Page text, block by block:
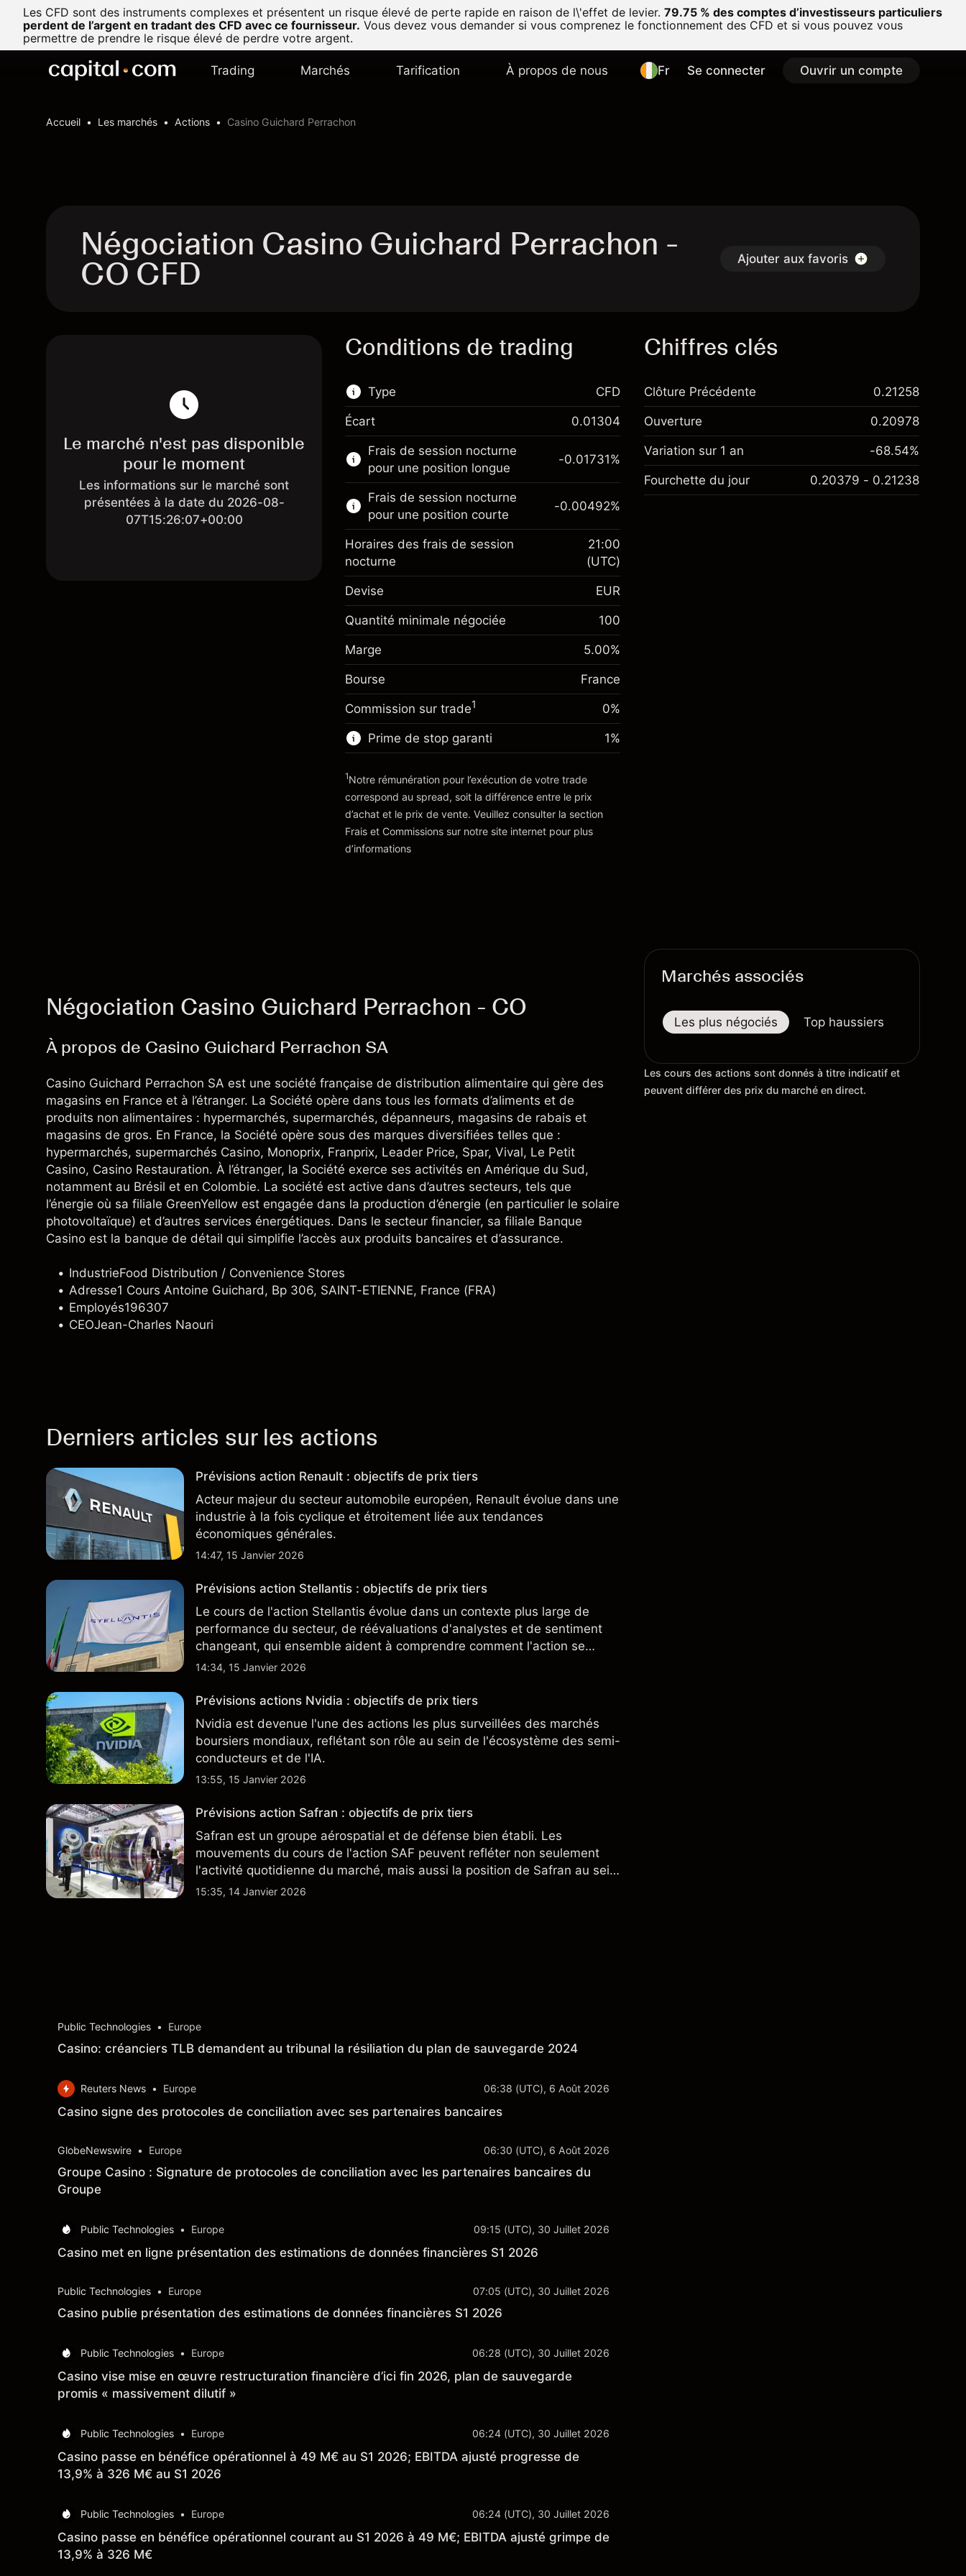
Les CFD sont des instruments complexes et présentent un risque élevé de perte rapide en raison de l\'effet de levier. 79.75 % des comptes d’investisseurs particuliers
perdent de l’argent en tradant des CFD avec ce fournisseur. Vous devez vous demander si vous comprenez le fonctionnement des CFD et si vous pouvez vous
permettre de prendre le risque élevé de perdre votre argent.
Trading Marchés Tarification À propos de nous Fr Se connecter Ouvrir un compte
Accueil Les marchés Actions Casino Guichard Perrachon
Négociation Casino Guichard Perrachon -
CO CFD Ajouter aux favoris
Le marché n'est pas disponible
pour le moment
Les informations sur le marché sont
présentées à la date du 2026-08-
07T15:26:07+00:00
Conditions de trading
Type
Ce marché financier est disponible pour le
trading de CFD.
En savoir plus sur :
CFD
CFD
Écart 0.01304
Frais de session nocturne
pour une position longue
Marge. Votre
investissement
€1,000.00
Ajustement des fonds de
Frais sur la valeur totale de la
position
-0.017307
(-€3.46)
Taille de la position avec effet de levier
~€20,000.00
Valeur nominale avec effet de levier
~€19,000.00
Vers la plateforme
-0.01731%
Frais de session nocturne
pour une position courte
€1,000.00
Ajustement des fonds de
Frais sur la valeur totale de la
(-€0.98)
Taille de la position avec effet de levier
Valeur nominale avec effet de levier
~€19,000.00
Vers la plateforme
-0.00492%
Horaires des frais de session
nocturne
21:00
(UTC)
Devise EUR
Quantité minimale négociée 100
Marge 5.00%
Bourse France
Commission sur trade1 0%
Prime de stop garanti
'Tarifs et Frais
1%
1Notre rémunération pour l’exécution de votre trade
correspond au spread, soit la différence entre le prix
d’achat et le prix de vente. Veuillez consulter la section
Frais et Commissions sur notre site internet pour plus
d’informations
Chiffres clés
Clôture Précédente 0.21258
Ouverture 0.20978
Variation sur 1 an -68.54%
Fourchette du jour 0.20379 - 0.21238
Négociation Casino Guichard Perrachon - CO
À propos de Casino Guichard Perrachon SA
Casino Guichard Perrachon SA est une société française de distribution alimentaire qui gère des
magasins en France et à l’étranger. La Société opère dans tous les formats d’aliments et de
produits non alimentaires : hypermarchés, supermarchés, dépanneurs, magasins de rabais et
magasins de gros. En France, la Société opère sous des marques diversifiées telles que :
hypermarchés, supermarchés Casino, Monoprix, Franprix, Leader Price, Spar, Vival, Le Petit
Casino, Casino Restauration. À l’étranger, la Société exerce ses activités en Amérique du Sud,
notamment au Brésil et en Colombie. La société est active dans d’autres secteurs, tels que
l’énergie où sa filiale GreenYellow est engagée dans la production d’énergie (en particulier le solaire
photovoltaïque) et d’autres services énergétiques. Dans le secteur financier, sa filiale Banque
Casino est la banque de détail qui simplifie l’accès aux produits bancaires et d’assurance.
IndustrieFood Distribution / Convenience Stores
Adresse1 Cours Antoine Guichard, Bp 306, SAINT-ETIENNE, France (FRA)
Employés196307
CEOJean-Charles Naouri
Derniers articles sur les actions
Prévisions action Renault : objectifs de prix tiers
Acteur majeur du secteur automobile européen, Renault évolue dans une
industrie à la fois cyclique et étroitement liée aux tendances
économiques générales.
14:47, 15 Janvier 2026
Prévisions action Stellantis : objectifs de prix tiers
Le cours de l'action Stellantis évolue dans un contexte plus large de
performance du secteur, de réévaluations d'analystes et de sentiment
changeant, qui ensemble aident à comprendre comment l'action se
négocie actuellement.
14:34, 15 Janvier 2026
Prévisions actions Nvidia : objectifs de prix tiers
Nvidia est devenue l'une des actions les plus surveillées des marchés
boursiers mondiaux, reflétant son rôle au sein de l'écosystème des semi-
conducteurs et de l'IA.
13:55, 15 Janvier 2026
Prévisions action Safran : objectifs de prix tiers
Safran est un groupe aérospatial et de défense bien établi. Les
mouvements du cours de l'action SAF peuvent refléter non seulement
l'activité quotidienne du marché, mais aussi la position de Safran au sein
du marché actions français et du secteur aérospatial et de la défense
15:35, 14 Janvier 2026
Public Technologies • Europe
Casino: créanciers TLB demandent au tribunal la résiliation du plan de sauvegarde 2024
Reuters News • Europe 06:38 (UTC), 6 Août 2026
Casino signe des protocoles de conciliation avec ses partenaires bancaires
GlobeNewswire • Europe 06:30 (UTC), 6 Août 2026
Groupe Casino : Signature de protocoles de conciliation avec les partenaires bancaires du
Groupe
Public Technologies • Europe 09:15 (UTC), 30 Juillet 2026
Casino met en ligne présentation des estimations de données financières S1 2026
Public Technologies • Europe 07:05 (UTC), 30 Juillet 2026
Casino publie présentation des estimations de données financières S1 2026
Public Technologies • Europe 06:28 (UTC), 30 Juillet 2026
Casino vise mise en œuvre restructuration financière d’ici fin 2026, plan de sauvegarde
promis « massivement dilutif »
Public Technologies • Europe 06:24 (UTC), 30 Juillet 2026
Casino passe en bénéfice opérationnel à 49 M€ au S1 2026; EBITDA ajusté progresse de
13,9% à 326 M€ au S1 2026
Public Technologies • Europe 06:24 (UTC), 30 Juillet 2026
Casino passe en bénéfice opérationnel courant au S1 2026 à 49 M€; EBITDA ajusté grimpe de
13,9% à 326 M€
Marchés associés
Les plus négociés Top haussiers
Les cours des actions sont donnés à titre indicatif et
peuvent différer des prix du marché en direct.